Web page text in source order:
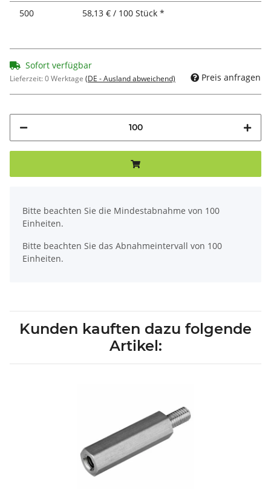
500 58,13 € / 100 Stück *
Sofort verfügbar
Lieferzeit:0 Werktage (DE - Ausland abweichend) Preis anfragen
Bitte beachten Sie die Mindestabnahme von 100
Einheiten.
Bitte beachten Sie das Abnahmeintervall von 100
Einheiten.
Kunden kauften dazu folgende
Artikel: